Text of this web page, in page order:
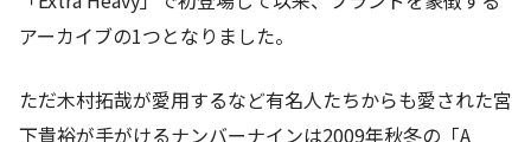
アーカイブの1つとなりました。
ただ木村拓哉が愛用するなど有名人たちからも愛された宮
下貴裕が手がけるナンバーナインは2009年秋冬の「A